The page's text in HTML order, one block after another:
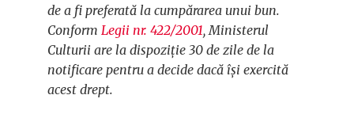
de a fi preferată la cumpărarea unui bun.
Conform Legii nr. 422/2001, Ministerul
Culturii are la dispoziție 30 de zile de la
notificare pentru a decide dacă își exercită
acest drept.